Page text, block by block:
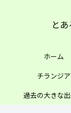
と
ホーム
チランジア
過去の大きな